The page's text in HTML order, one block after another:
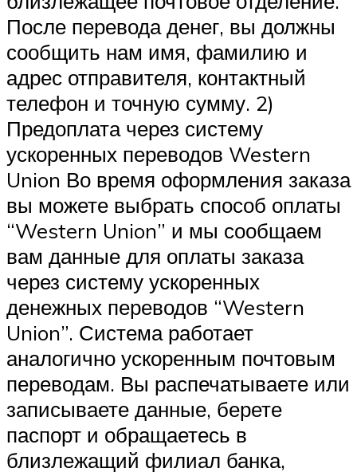
После перевода денег, вы должны
сообщить нам имя, фамилию и
адрес отправителя, контактный
телефон и точную сумму. 2)
Предоплата через систему
ускоренных переводов Western
Union Во время оформления заказа
вы можете выбрать способ оплаты
“Western Union” и мы сообщаем
вам данные для оплаты заказа
через систему ускоренных
денежных переводов “Western
Union”. Система работает
аналогично ускоренным почтовым
переводам. Вы распечатываете или
записываете данные, берете
паспорт и обращаетесь в
близлежащий филиал банка,